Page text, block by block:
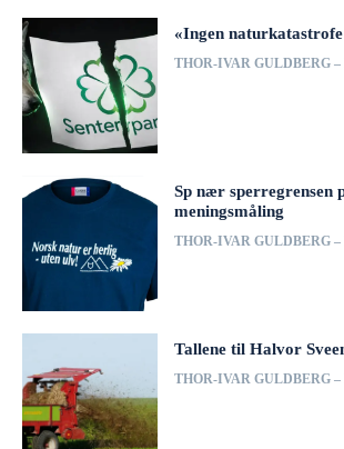
«Ingen
THOR-IVAR GULDBERG
Sp nær sperregrensen
meningsmåling
THOR-IVAR GULDBERG
Tallene til Halvor
THOR-IVAR GULDBERG